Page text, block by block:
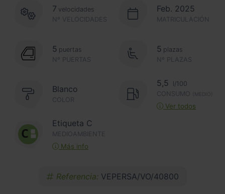
Nº VELOCIDADES
7 velocidades Feb. 2025
MATRICULACIÓN
Nº PUERTAS
5 puertas
Nº PLAZAS
5 plazas
Blanco
COLOR
5,5
l/100
CONSUMO
(MEDIO)
Ver todos
Etiqueta C
MEDIOAMBIENTE
Más info
Referencia: VEPERSA/VO/40800